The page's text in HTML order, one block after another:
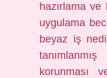
hazırlama ve
uygulama
beyaz iş
korunması